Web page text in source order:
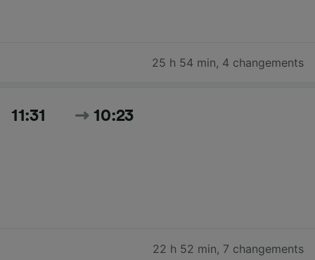
25 h 54 min, 4 changements
11:31 10:23
22 h 52 min, 7 changements